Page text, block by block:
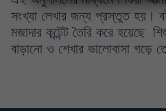
সংখ্যা লেখার জন্য প্রস্তুত হয়।
মজাদার কন্টেন্ট তৈরি করে হয়েছে
বাড়ানো ও শেখার ভালোবাসা গড়ে